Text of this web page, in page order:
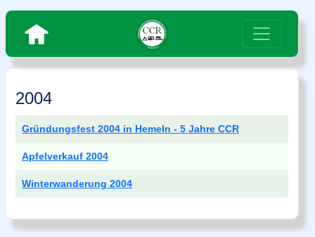
2004
Titel
Gründungsfest 2004 in Hemeln - 5 Jahre CCR
Apfelverkauf 2004
Winterwanderung 2004